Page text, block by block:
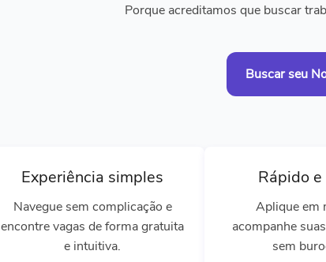
Porque acreditamos que buscar
Buscar seu
Experiência simples
Navegue sem complicação e
encontre vagas de forma gratuita
e intuitiva.
Rápido
Aplique em
acompanhe
sem